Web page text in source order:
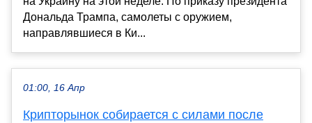
Дональда Трампа, самолеты с оружием,
направлявшиеся в Ки...
01:00, 16 Апр
Крипторынок собирается с силами после